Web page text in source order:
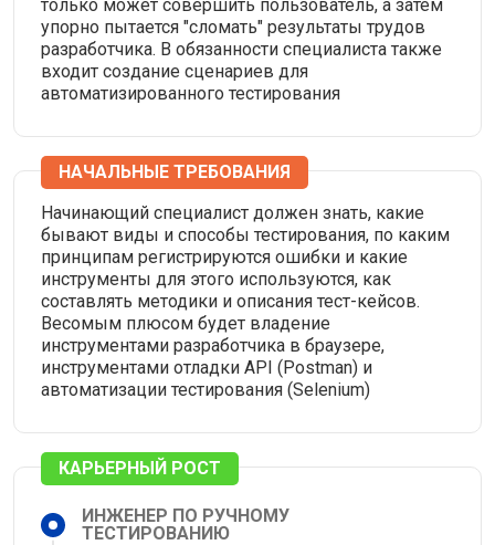
только может совершить пользователь, а затем
упорно пытается "сломать" результаты трудов
разработчика. В обязанности специалиста также
входит создание сценариев для
автоматизированного тестирования
НАЧАЛЬНЫЕ ТРЕБОВАНИЯ
Начинающий специалист должен знать, какие
бывают виды и способы тестирования, по каким
принципам регистрируются ошибки и какие
инструменты для этого используются, как
составлять методики и описания тест-кейсов.
Весомым плюсом будет владение
инструментами разработчика в браузере,
инструментами отладки API (Postman) и
автоматизации тестирования (Selenium)
КАРЬЕРНЫЙ РОСТ
ИНЖЕНЕР ПО РУЧНОМУ
ТЕСТИРОВАНИЮ